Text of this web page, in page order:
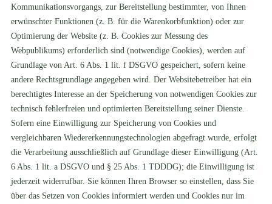
Kommunikationsvorgangs, zur Bereitstellung bestimmter, von Ihnen
erwünschter Funktionen (z. B. für die Warenkorbfunktion) oder zur
Optimierung der Website (z. B. Cookies zur Messung des
Webpublikums) erforderlich sind (notwendige Cookies), werden auf
Grundlage von Art. 6 Abs. 1 lit. f DSGVO gespeichert, sofern keine
andere Rechtsgrundlage angegeben wird. Der Websitebetreiber hat ein
berechtigtes Interesse an der Speicherung von notwendigen Cookies zur
technisch fehlerfreien und optimierten Bereitstellung seiner Dienste.
Sofern eine Einwilligung zur Speicherung von Cookies und
vergleichbaren Wiedererkennungstechnologien abgefragt wurde, erfolgt
die Verarbeitung ausschließlich auf Grundlage dieser Einwilligung (Art.
6 Abs. 1 lit. a DSGVO und § 25 Abs. 1 TDDDG); die Einwilligung ist
jederzeit widerrufbar. Sie können Ihren Browser so einstellen, dass Sie
über das Setzen von Cookies informiert werden und Cookies nur im